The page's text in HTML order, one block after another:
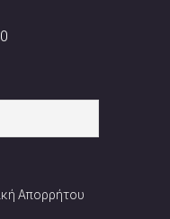
Απορρήτου